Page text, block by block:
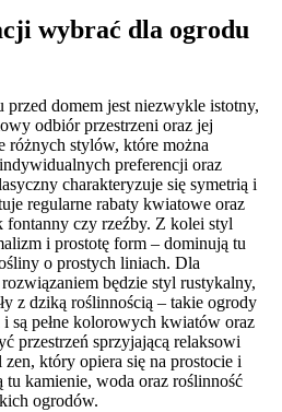
wybrać dla ogrodu
domem jest niezwykle istotny,
odbiór przestrzeni oraz jej
różnych stylów, które można
preferencji oraz
charakteryzuje się symetrią i
regularne rabaty kwiatowe oraz
fontanny czy rzeźby. Z kolei styl
i prostotę form – dominują tu
o prostych liniach. Dla
będzie styl rustykalny,
z dziką roślinnością – takie ogrody
i są pełne kolorowych kwiatów oraz
przestrzeń sprzyjającą relaksowi
który opiera się na prostocie i
kamienie, woda oraz roślinność
ogrodów.